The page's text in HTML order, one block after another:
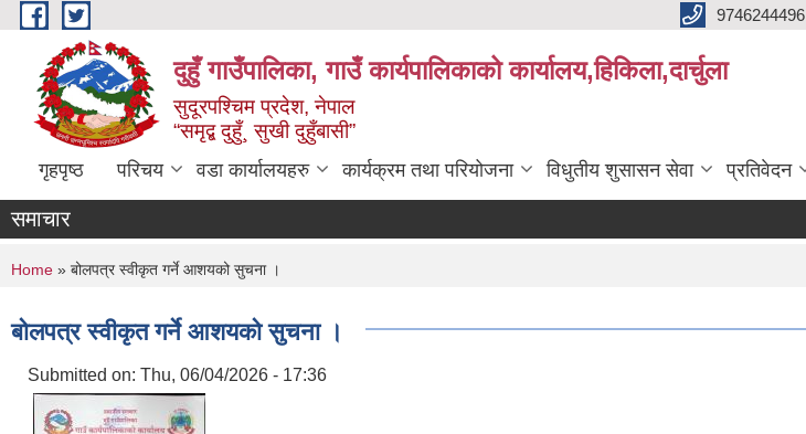
Skip to main content 9746244496
दुहुँ गाउँपालिका, गाउँ कार्यपालिकाको कार्यालय,हिकिला,दार्चुला
सुदूरपश्चिम प्रदेश, नेपाल
“समृद्ब दुहुँ¸ सुखी दुहुँबासी”
गृहपृष्ठ परिचय वडा कार्यालयहरु कार्यक्रम तथा परियोजना विधुतीय शुसासन सेवा प्रतिवेदन
समाचार
You are here
Home » बोलपत्र स्वीकृत गर्ने आशयको सुचना ।
बोलपत्र स्वीकृत गर्ने आशयको सुचना ।
Submitted on: Thu, 06/04/2026 - 17:36